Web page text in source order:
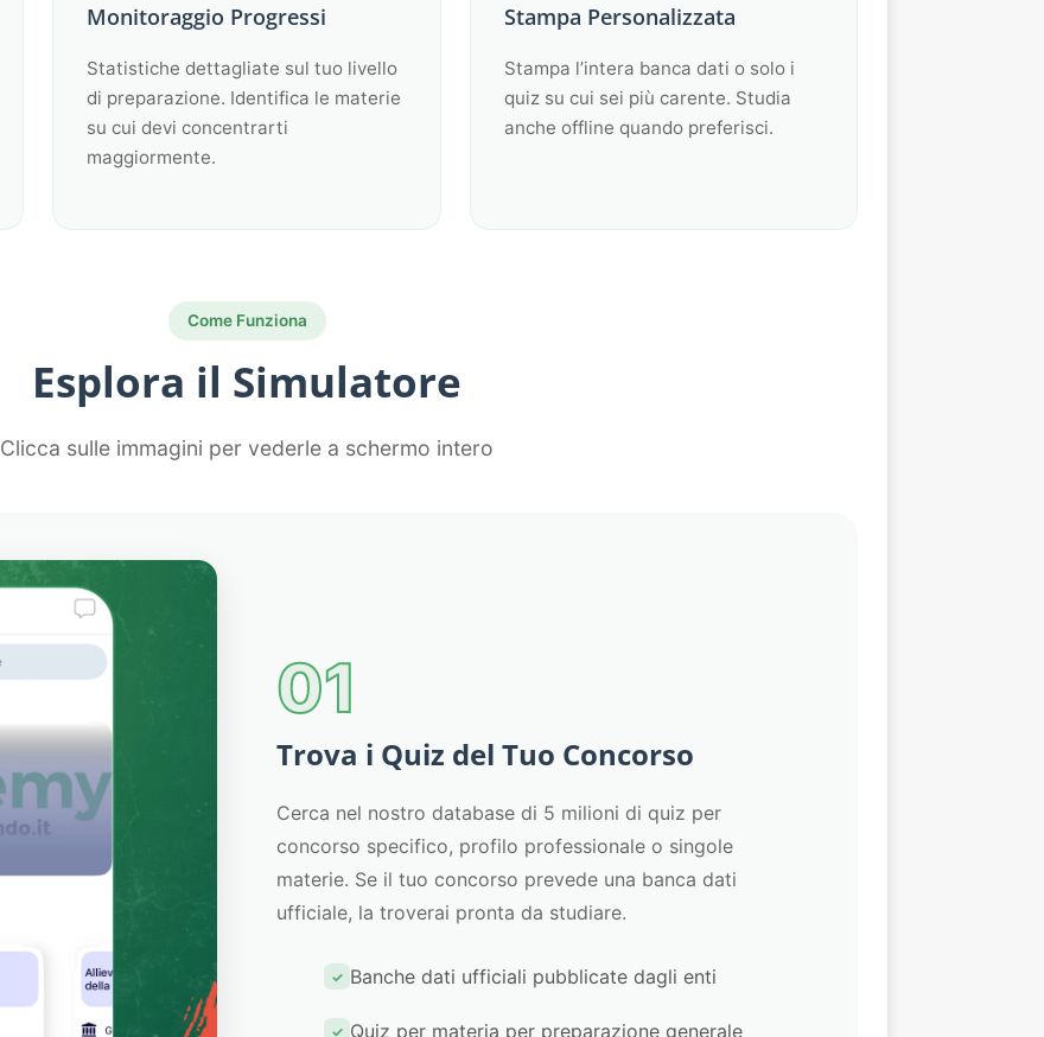
Monitoraggio Progressi
Statistiche dettagliate sul tuo livello
di preparazione. Identifica le materie
su cui devi concentrarti
maggiormente.
Stampa Personalizzata
Stampa l’intera banca dati o solo i
quiz su cui sei più carente. Studia
anche offline quando preferisci.
Come Funziona
Esplora il Simulatore
Clicca sulle immagini per vederle a schermo intero
01
Trova i Quiz del Tuo Concorso
Cerca nel nostro database di 5 milioni di quiz per
concorso specifico, profilo professionale o singole
materie. Se il tuo concorso prevede una banca dati
ufficiale, la troverai pronta da studiare.
Banche dati ufficiali pubblicate dagli enti
Quiz per materia per preparazione generale